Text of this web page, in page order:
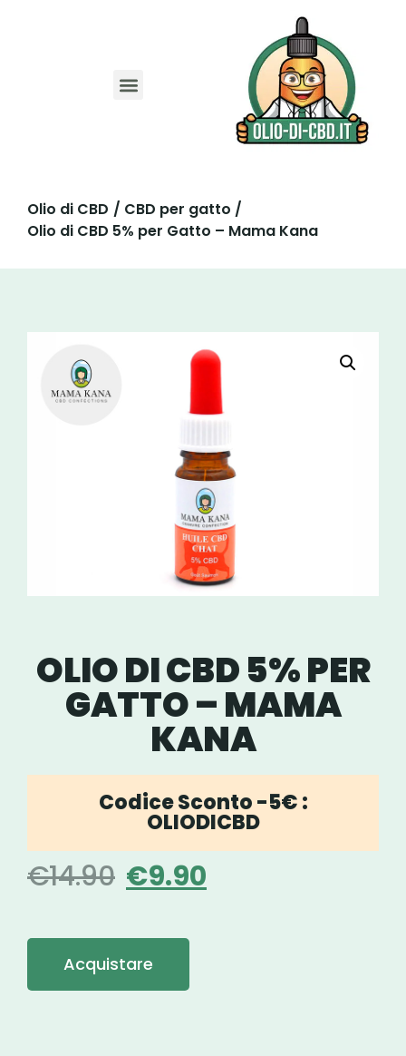
Olio di CBD / CBD per gatto /
Olio di CBD 5% per Gatto – Mama Kana
OLIO DI CBD 5% PER
GATTO – MAMA
KANA
Codice Sconto -5€ :
OLIODICBD
€14.90 €9.90
Acquistare